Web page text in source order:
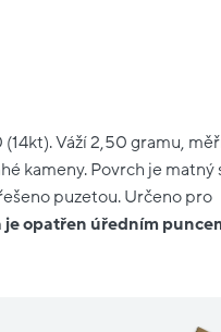
Váží 2,50 gramu,
kameny. Povrch je matný
puzetou. Určeno pro
opatřen úředním